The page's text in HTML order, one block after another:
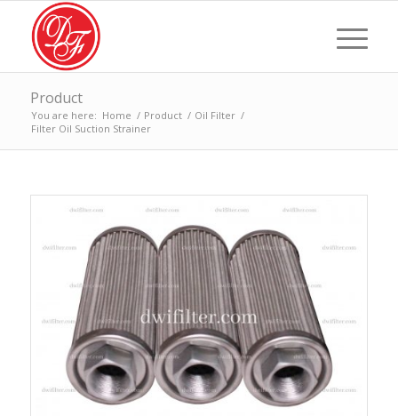
Product
You are here: Home / Product / Oil Filter /
Filter Oil Suction Strainer